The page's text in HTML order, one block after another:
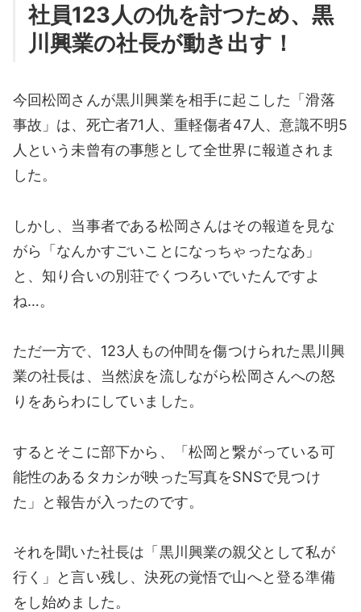
社員123人の仇を討つため、黒
川興業の社長が動き出す！
今回松岡さんが黒川興業を相手に起こした「滑落
事故」は、死亡者71人、重軽傷者47人、意識不明5
人という未曾有の事態として全世界に報道されま
した。
しかし、当事者である松岡さんはその報道を見な
がら「なんかすごいことになっちゃったなあ」
と、知り合いの別荘でくつろいでいたんですよ
ね…。
ただ一方で、123人もの仲間を傷つけられた黒川興
業の社長は、当然涙を流しながら松岡さんへの怒
りをあらわにしていました。
するとそこに部下から、「松岡と繋がっている可
能性のあるタカシが映った写真をSNSで見つけ
た」と報告が入ったのです。
それを聞いた社長は「黒川興業の親父として私が
行く」と言い残し、決死の覚悟で山へと登る準備
をし始めました。